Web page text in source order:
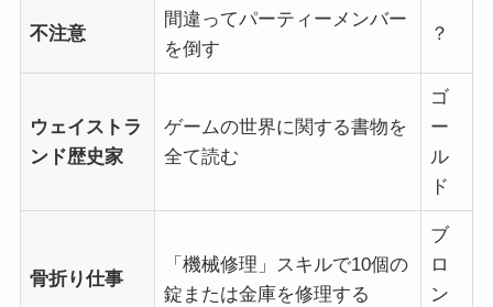
不注意
間違ってパーティーメンバー
を倒す
？
ウェイストラ
ンド歴史家
ゲームの世界に関する書物を
全て読む
ゴ
ー
ル
ド
骨折り仕事
「機械修理」スキルで10個の
錠または金庫を修理する
ブ
ロ
ン